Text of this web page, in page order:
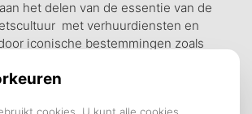
het delen van de essentie van de
met verhuurdiensten en
iconische bestemmingen zoals